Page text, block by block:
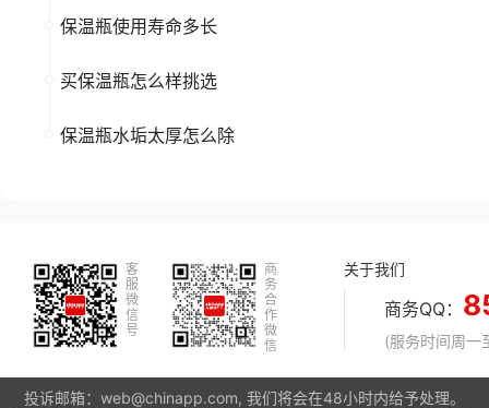
保温瓶使用寿命多长
买保温瓶怎么样挑选
保温瓶水垢太厚怎么除
客
服
微
信
号
商
务
合
作
微
信
关于我们
商务QQ：
(服务时间周
投诉邮箱：web@chinapp.com, 我们将会在48小时内给予处理。